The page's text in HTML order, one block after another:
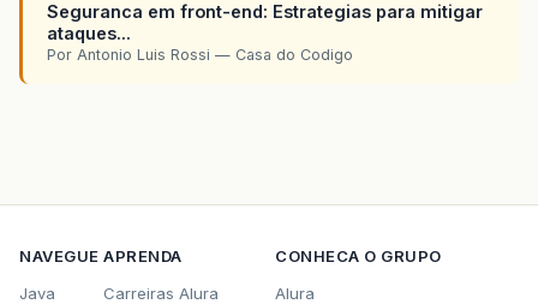
Seguranca em front-end: Estrategias para mitigar
ataques...
Por Antonio Luis Rossi — Casa do Codigo
NAVEGUE
Java
APRENDA
Carreiras Alura
CONHECA O GRUPO
Alura